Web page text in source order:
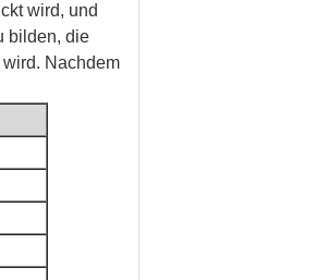
wird, und
bilden, die
Nachdem